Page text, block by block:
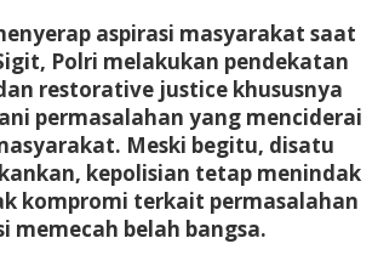
aspirasi masyarakat saat
Polri melakukan pendekatan
restorative justice khususnya
permasalahan yang menciderai
Meski begitu, disatu
kepolisian tetap menindak
kompromi terkait permasalahan
memecah belah bangsa.